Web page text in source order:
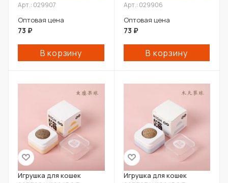
Арт.: 029907
Оптовая цена
73 ₽
В корзину
Арт.: 029906
Оптовая цена
73 ₽
В корзину
Игрушка для кошек
Игрушка для кошек